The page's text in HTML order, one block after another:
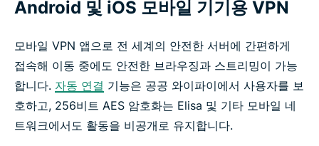
Android 및 iOS 모바일 기기용 VPN
모바일 VPN 앱으로 전 세계의 안전한 서버에 간편하게
접속해 이동 중에도 안전한 브라우징과 스트리밍이 가능
합니다. 자동 연결 기능은 공공 와이파이에서 사용자를 보
호하고, 256비트 AES 암호화는 Elisa 및 기타 모바일 네
트워크에서도 활동을 비공개로 유지합니다.